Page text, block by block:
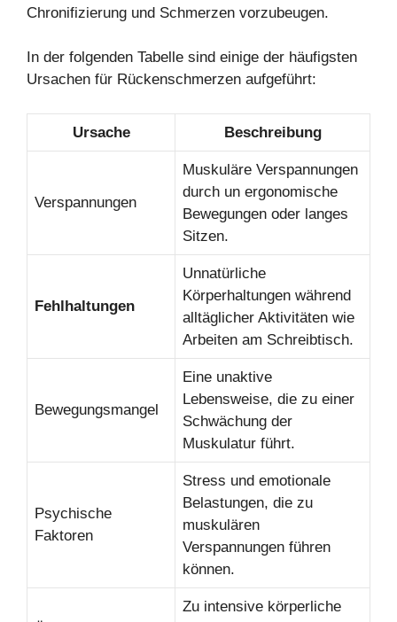
Chronifizierung und Schmerzen vorzubeugen.
In der folgenden Tabelle sind einige der häufigsten
Ursachen für Rückenschmerzen aufgeführt:
Ursache Beschreibung
Verspannungen
Muskuläre Verspannungen
durch un ergonomische
Bewegungen oder langes
Sitzen.
Fehlhaltungen
Unnatürliche
Körperhaltungen während
alltäglicher Aktivitäten wie
Arbeiten am Schreibtisch.
Bewegungsmangel
Eine unaktive
Lebensweise, die zu einer
Schwächung der
Muskulatur führt.
Psychische
Faktoren
Stress und emotionale
Belastungen, die zu
muskulären
Verspannungen führen
können.
Zu intensive körperliche